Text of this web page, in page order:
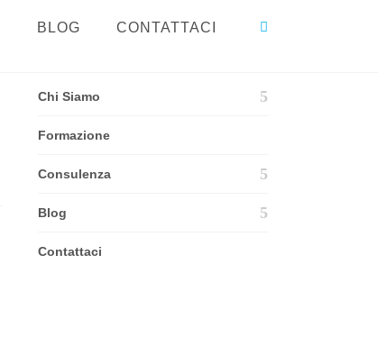
BLOG
CONTATTACI
Chi Siamo
Formazione
Consulenza
Blog
Contattaci